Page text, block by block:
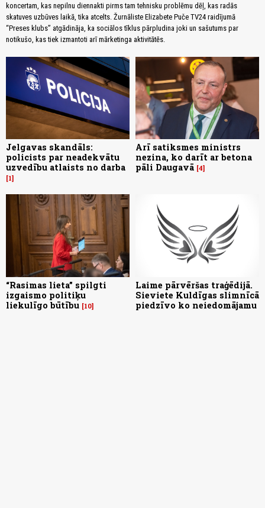
koncertam, kas nepilnu diennakti pirms tam tehnisku problēmu dēļ, kas radās
skatuves uzbūves laikā, tika atcelts. Žurnāliste Elizabete Puče TV24 raidījumā
“Preses klubs” atgādināja, ka sociālos tīklus pārpludina joki un sašutums par
notikušo, kas tiek izmantoti arī mārketinga aktivitātēs.
Jelgavas skandāls:
policists par neadekvātu
uzvedību atlaists no darba
1
Arī satiksmes ministrs
nezina, ko darīt ar betona
pāli Daugavā 4
“Rasimas lieta” spilgti
izgaismo politiķu
liekulīgo būtību 10
Laime pārvēršas traģēdijā.
Sieviete Kuldīgas slimnīcā
piedzīvo ko neiedomājamu